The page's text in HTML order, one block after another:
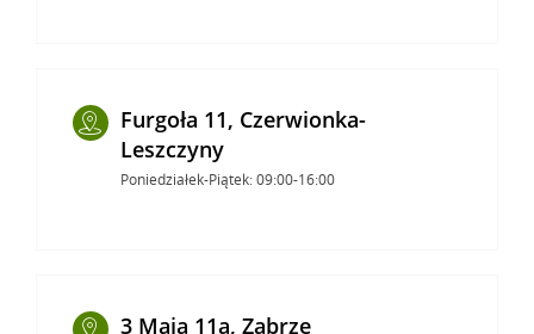
Furgoła 11, Czerwionka-
Leszczyny
Poniedziałek-Piątek: 09:00-16:00
3 Maja 11a, Zabrze